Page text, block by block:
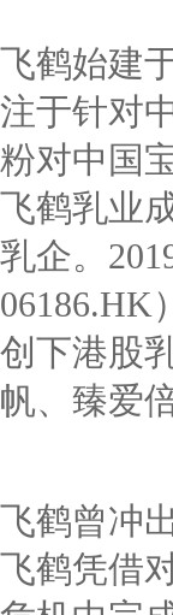
飞鹤始建
注于针对
粉对中国
飞鹤乳业
乳企。
06186.HK
创下港股
帆、臻爱
飞鹤曾冲
飞鹤凭借